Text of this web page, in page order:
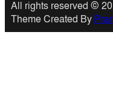
All rights reserved ©
Theme Created By